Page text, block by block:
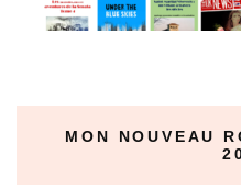
MON NOUVEAU